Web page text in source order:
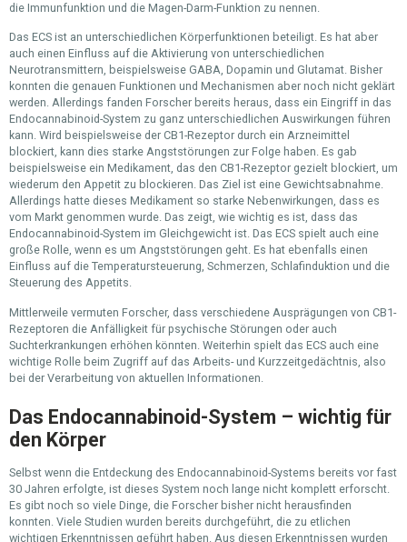
die Immunfunktion und die Magen-Darm-Funktion zu nennen.
Das ECS ist an unterschiedlichen Körperfunktionen beteiligt. Es hat aber
auch einen Einfluss auf die Aktivierung von unterschiedlichen
Neurotransmittern, beispielsweise GABA, Dopamin und Glutamat. Bisher
konnten die genauen Funktionen und Mechanismen aber noch nicht geklärt
werden. Allerdings fanden Forscher bereits heraus, dass ein Eingriff in das
Endocannabinoid-System zu ganz unterschiedlichen Auswirkungen führen
kann. Wird beispielsweise der CB1-Rezeptor durch ein Arzneimittel
blockiert, kann dies starke Angststörungen zur Folge haben. Es gab
beispielsweise ein Medikament, das den CB1-Rezeptor gezielt blockiert, um
wiederum den Appetit zu blockieren. Das Ziel ist eine Gewichtsabnahme.
Allerdings hatte dieses Medikament so starke Nebenwirkungen, dass es
vom Markt genommen wurde. Das zeigt, wie wichtig es ist, dass das
Endocannabinoid-System im Gleichgewicht ist. Das ECS spielt auch eine
große Rolle, wenn es um Angststörungen geht. Es hat ebenfalls einen
Einfluss auf die Temperatursteuerung, Schmerzen, Schlafinduktion und die
Steuerung des Appetits.
Mittlerweile vermuten Forscher, dass verschiedene Ausprägungen von CB1-
Rezeptoren die Anfälligkeit für psychische Störungen oder auch
Suchterkrankungen erhöhen könnten. Weiterhin spielt das ECS auch eine
wichtige Rolle beim Zugriff auf das Arbeits- und Kurzzeitgedächtnis, also
bei der Verarbeitung von aktuellen Informationen.
Das Endocannabinoid-System – wichtig für
den Körper
Selbst wenn die Entdeckung des Endocannabinoid-Systems bereits vor fast
30 Jahren erfolgte, ist dieses System noch lange nicht komplett erforscht.
Es gibt noch so viele Dinge, die Forscher bisher nicht herausfinden
konnten. Viele Studien wurden bereits durchgeführt, die zu etlichen
wichtigen Erkenntnissen geführt haben. Aus diesen Erkenntnissen wurden